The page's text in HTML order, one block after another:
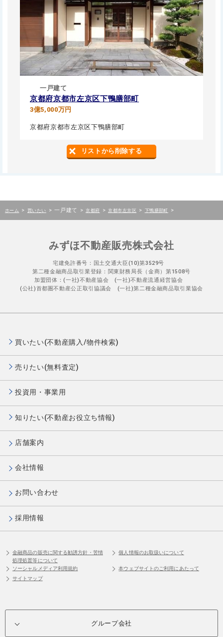
一戸建て
京都府京都市左京区下鴨膳部町
3億5,000万円
京都府京都市左京区下鴨膳部町
リストから削除する
ホーム > 買いたい > 一戸建て > 京都府 > 京都市左京区 > 下鴨膳部町 >
みずほ不動産販売株式会社
宅建免許番号：国土交通大臣(10)第3529号
第二種金融商品取引業登録：関東財務局長（金商）第1508号
加盟団体：(一社)不動産協会 (一社)不動産流通経営協会
(公社)首都圏不動産公正取引協議会 (一社)第二種金融商品取引業協会
買いたい(不動産購入/物件検索)
売りたい(無料査定)
投資用・事業用
知りたい(不動産お役立ち情報)
店舗案内
会社情報
お問い合わせ
採用情報
金融商品の販売に関する勧誘方針・苦情
処理処置等について
個人情報のお取扱いについて
ソーシャルメディア利用規約
本ウェブサイトのご利用にあたって
サイトマップ
グループ会社